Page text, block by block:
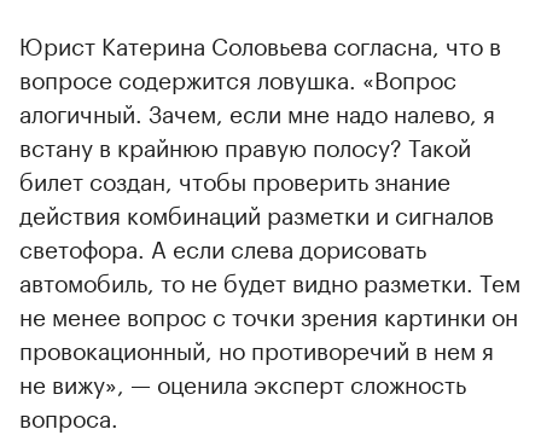
Юрист Катерина Соловьева согласна, что в
вопросе содержится ловушка. «Вопрос
алогичный. Зачем, если мне надо налево, я
встану в крайнюю правую полосу? Такой
билет создан, чтобы проверить знание
действия комбинаций разметки и сигналов
светофора. А если слева дорисовать
автомобиль, то не будет видно разметки. Тем
не менее вопрос с точки зрения картинки он
провокационный, но противоречий в нем я
не вижу», — оценила эксперт сложность
вопроса.